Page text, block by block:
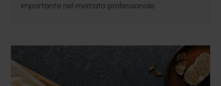
importante nel mercato professionale.